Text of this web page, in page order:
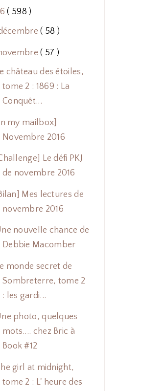
( 598 )
( 58 )
( 57 )
château des étoiles,
tome 2 : 1869 : La
Conquêt...
[In my mailbox]
Novembre 2016
Le défi PKJ
de novembre 2016
Mes lectures de
novembre 2016
nouvelle chance de
Debbie Macomber
monde secret de
Sombreterre, tome 2
: les gardi...
photo, quelques
mots.... chez Bric à
Book #12
girl at midnight,
tome 2 : L' heure des